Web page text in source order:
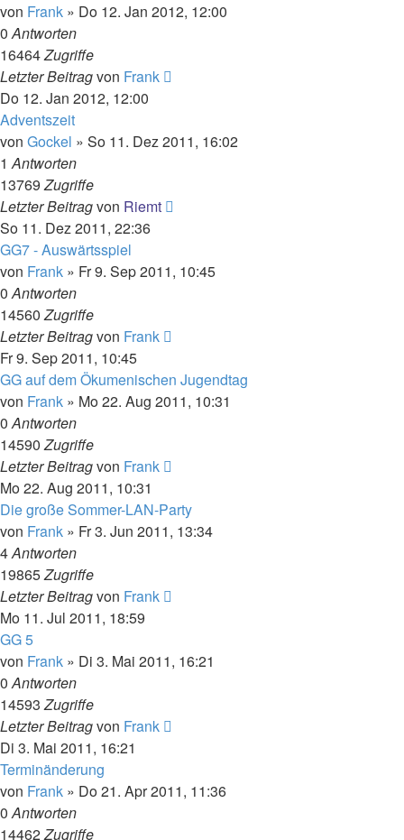
von Frank » Do 12. Jan 2012, 12:00
0Antworten
16464Zugriffe
Letzter Beitragvon Frank
Do 12. Jan 2012, 12:00
Adventszeit
von Gockel » So 11. Dez 2011, 16:02
1Antworten
13769Zugriffe
Letzter Beitragvon Riemt
So 11. Dez 2011, 22:36
GG7 - Auswärtsspiel
von Frank » Fr 9. Sep 2011, 10:45
0Antworten
14560Zugriffe
Letzter Beitragvon Frank
Fr 9. Sep 2011, 10:45
GG auf dem Ökumenischen Jugendtag
von Frank » Mo 22. Aug 2011, 10:31
0Antworten
14590Zugriffe
Letzter Beitragvon Frank
Mo 22. Aug 2011, 10:31
Die große Sommer-LAN-Party
von Frank » Fr 3. Jun 2011, 13:34
4Antworten
19865Zugriffe
Letzter Beitragvon Frank
Mo 11. Jul 2011, 18:59
GG 5
von Frank » Di 3. Mai 2011, 16:21
0Antworten
14593Zugriffe
Letzter Beitragvon Frank
Di 3. Mai 2011, 16:21
Terminänderung
von Frank » Do 21. Apr 2011, 11:36
0Antworten
14462Zugriffe